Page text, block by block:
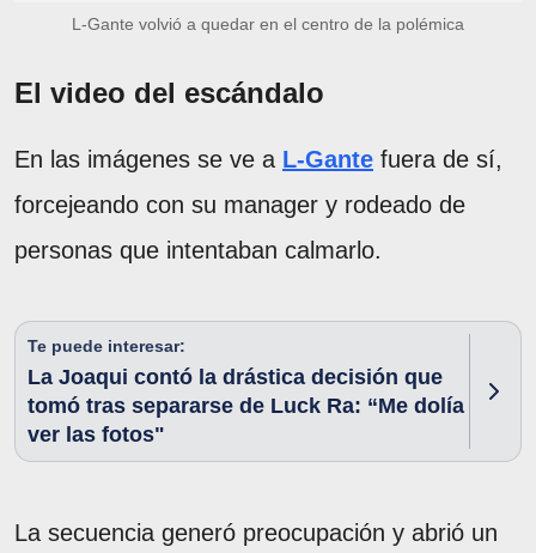
L-Gante volvió a quedar en el centro de la polémica
El video del escándalo
En las imágenes se ve a L-Gante fuera de sí,
forcejeando con su manager y rodeado de
personas que intentaban calmarlo.
Te puede interesar:
La Joaqui contó la drástica decisión que
tomó tras separarse de Luck Ra: “Me dolía
ver las fotos"
La secuencia generó preocupación y abrió un